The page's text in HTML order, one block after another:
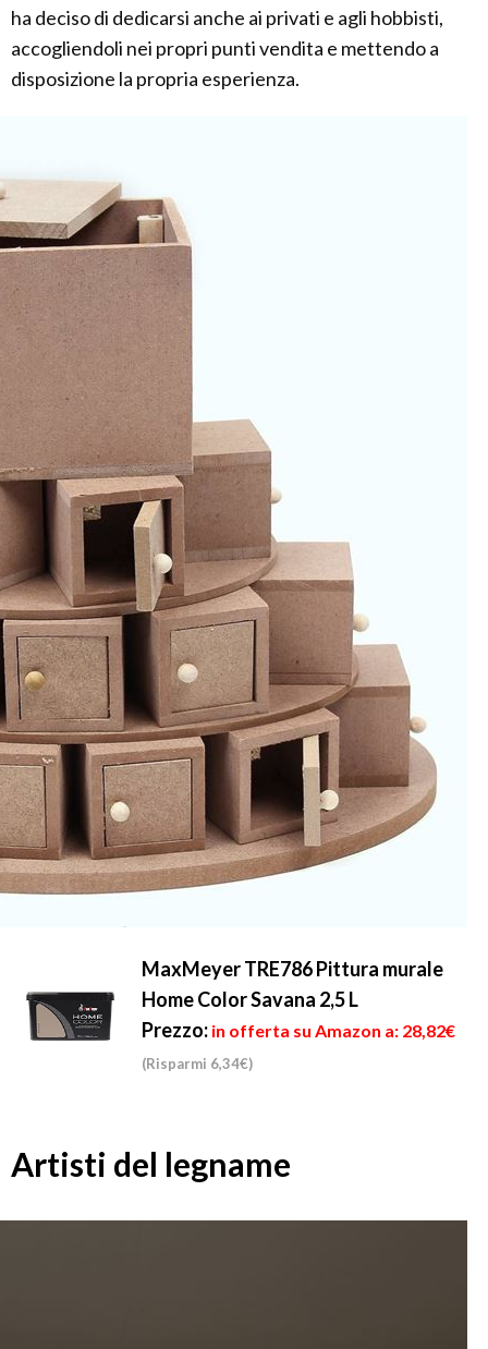
ha deciso di dedicarsi anche ai privati e agli hobbisti,
accogliendoli nei propri punti vendita e mettendo a
disposizione la propria esperienza.
MaxMeyer TRE786 Pittura murale
Home Color Savana 2,5 L
Prezzo: in offerta su Amazon a: 28,82€
(Risparmi 6,34€)
Artisti del legname